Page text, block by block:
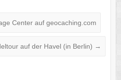
Center auf geocaching.com
auf der Havel (in Berlin) →